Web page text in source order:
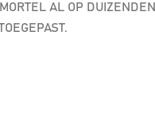
AL OP DUIZENDEN